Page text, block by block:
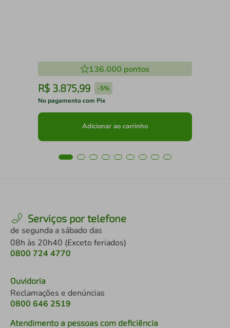
136.000 pontos
R$ 3.875,99 -5%
No pagamento com Pix
Adicionar ao carrinho
Serviços por telefone
de segunda a sábado das
08h às 20h40 (Exceto feriados)
0800 724 4770
Ouvidoria
Reclamações e denúncias
0800 646 2519
Atendimento a pessoas com deficiência